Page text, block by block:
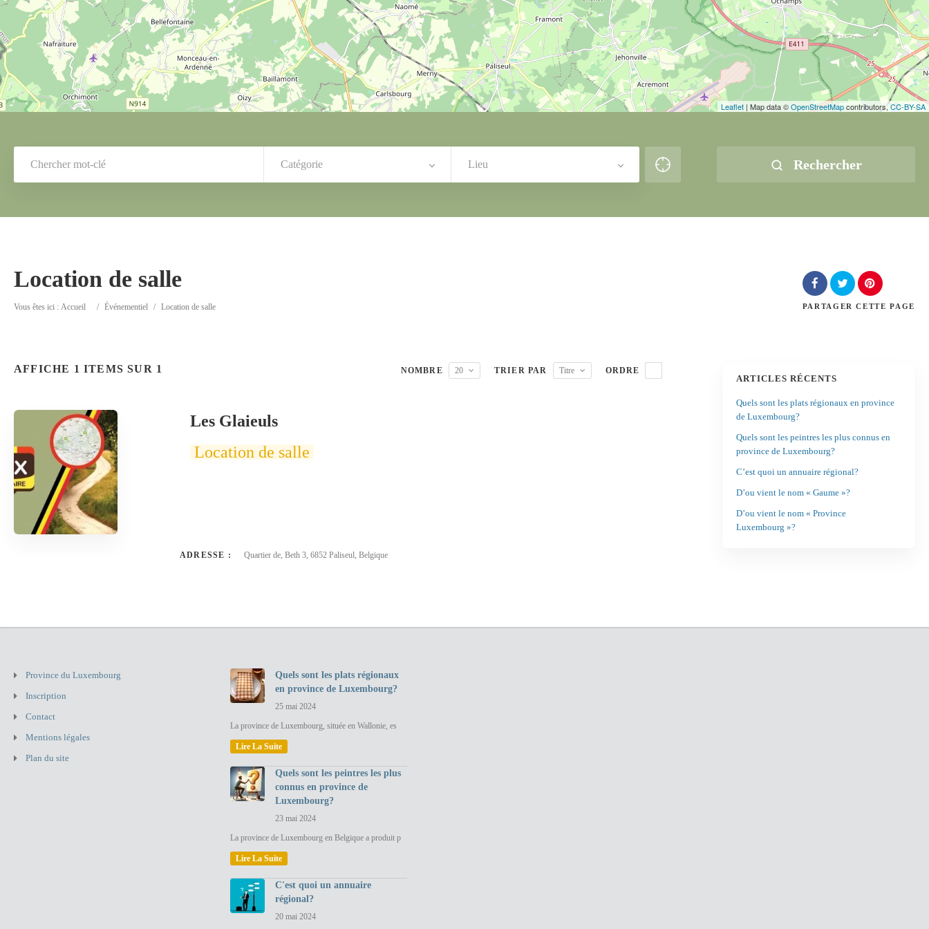
Leaflet | Map data ©OpenStreetMapcontributors,CC-BY-SA
Catégorie Lieu Rechercher
Location de salle
Vous êtes ici : Accueil / Événementiel / Location de salle PARTAGER CETTE PAGE
AFFICHE 1 ITEMS SUR 1 NOMBRE 20 TRIER PAR Titre ORDRE
Les Glaieuls
Location de salle
ADRESSE : Quartier de, Beth 3, 6852 Paliseul, Belgique
ARTICLES RÉCENTS
Quels sont les plats régionaux en province
de Luxembourg?
Quels sont les peintres les plus connus en
province de Luxembourg?
C’est quoi un annuaire régional?
D’ou vient le nom « Gaume »?
D’ou vient le nom « Province
Luxembourg »?
Province du Luxembourg
Inscription
Contact
Mentions légales
Plan du site
Quels sont les plats régionaux
en province de Luxembourg?
25 mai 2024
La province de Luxembourg, située en Wallonie, es
Lire La Suite
Quels sont les peintres les plus
connus en province de
Luxembourg?
23 mai 2024
La province de Luxembourg en Belgique a produit p
Lire La Suite
C'est quoi un annuaire
régional?
20 mai 2024